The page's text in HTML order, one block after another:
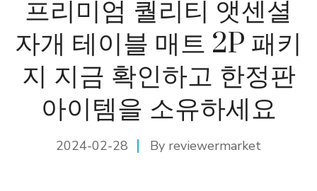
프리미엄 퀄리티 앳센셜
자개 테이블 매트 2P 패키
지 지금 확인하고 한정판
아이템을 소유하세요
2024-02-28 By reviewermarket